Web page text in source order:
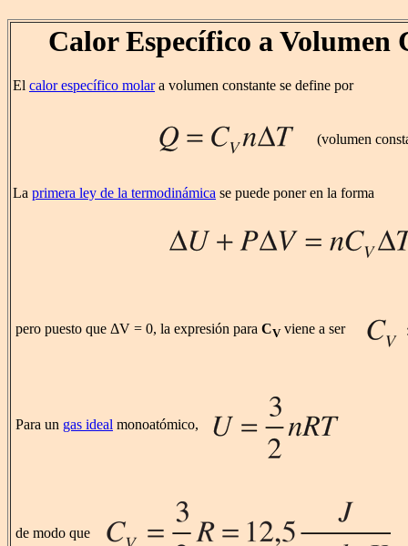
Calor Específico a Volumen
El calor específico molara volumen constante se define por
(volumen
La primera ley de la termodinámica se puede poner en la forma
pero puesto que ΔV = 0, la expresión para CVviene a ser
Para un gas ideal monoatómico,
de modo que